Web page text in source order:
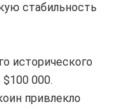
стабильность
исторического
000.
привлекло